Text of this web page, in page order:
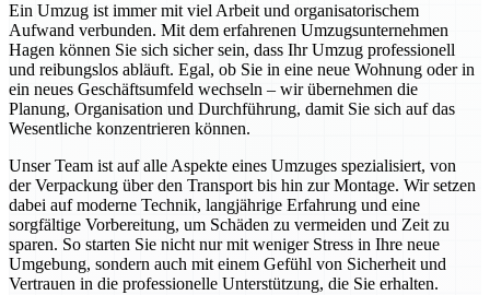
Ein Umzug ist immer mit viel Arbeit und organisatorischem
Aufwand verbunden. Mit dem erfahrenen Umzugsunternehmen
Hagen können Sie sich sicher sein, dass Ihr Umzug professionell
und reibungslos abläuft. Egal, ob Sie in eine neue Wohnung oder in
ein neues Geschäftsumfeld wechseln – wir übernehmen die
Planung, Organisation und Durchführung, damit Sie sich auf das
Wesentliche konzentrieren können.
Unser Team ist auf alle Aspekte eines Umzuges spezialisiert, von
der Verpackung über den Transport bis hin zur Montage. Wir setzen
dabei auf moderne Technik, langjährige Erfahrung und eine
sorgfältige Vorbereitung, um Schäden zu vermeiden und Zeit zu
sparen. So starten Sie nicht nur mit weniger Stress in Ihre neue
Umgebung, sondern auch mit einem Gefühl von Sicherheit und
Vertrauen in die professionelle Unterstützung, die Sie erhalten.